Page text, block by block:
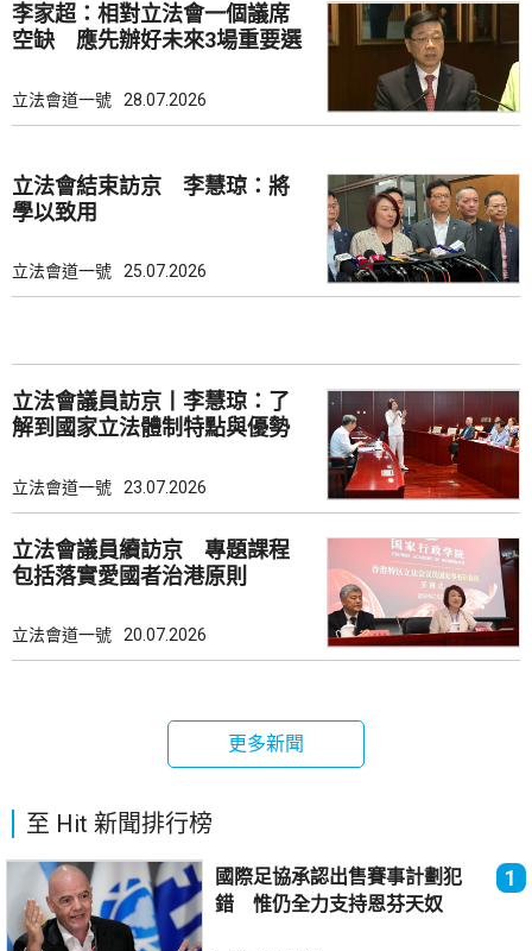
李家超：相對立法會一個議席
空缺 應先辦好未來3場重要選
立法會道一號 28.07.2026
立法會結束訪京 李慧琼：將
學以致用
立法會道一號 25.07.2026
立法會議員訪京丨李慧琼：了
解到國家立法體制特點與優勢
立法會道一號 23.07.2026
立法會議員續訪京 專題課程
包括落實愛國者治港原則
立法會道一號 20.07.2026
更多新聞
至 Hit 新聞排行榜
國際足協承認出售賽事計劃犯
錯 惟仍全力支持恩芬天奴
1